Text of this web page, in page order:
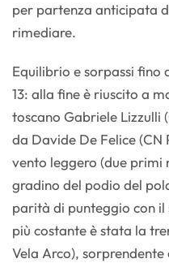
per partenza anticipata
rimediare.
Equilibrio e sorpassi fino
13: alla fine è riuscito a
toscano Gabriele Lizzulli
da Davide De Felice (CN
vento leggero (due primi
gradino del podio del
parità di punteggio con il
più costante è stata la
Vela Arco),